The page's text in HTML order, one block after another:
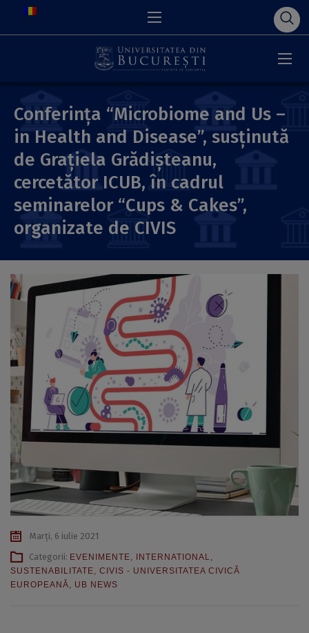
Conferința “Microbiome and Us –
in Health and Disease”, susținută
de Grațiela Grădișteanu,
cercetător ICUB, în cadrul
seminarelor “Cups & Cakes”,
organizate de CIVIS
Marți, 6 iulie 2021
Categorii: EVENIMENTE, INTERNATIONAL,
SUSTENABILITATE, CIVIS - UNIVERSITATEA CIVICĂ
EUROPEANĂ, UB NEWS